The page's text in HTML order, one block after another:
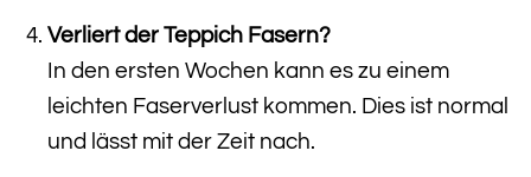
Verliert der Teppich Fasern?
In den ersten Wochen kann es zu einem
leichten Faserverlust kommen. Dies ist normal
und lässt mit der Zeit nach.